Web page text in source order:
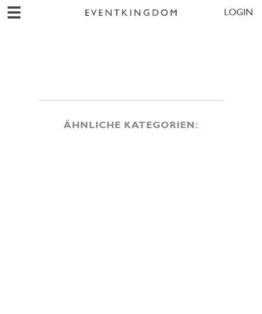
LOGIN
ÄHNLICHE KATEGORIEN: